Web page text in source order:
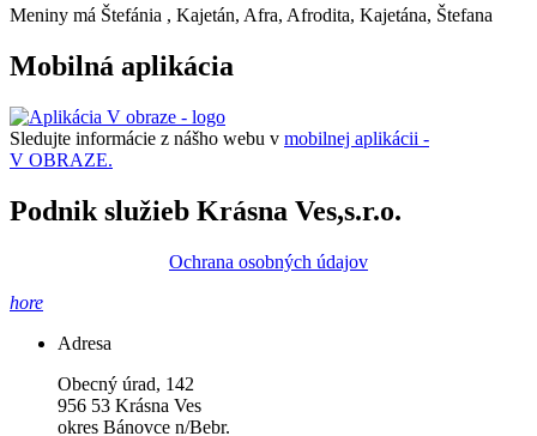
Meniny má Štefánia , Kajetán, Afra, Afrodita, Kajetána, Štefana
Mobilná aplikácia
Sledujte informácie z nášho webu v mobilnej aplikácii -
V OBRAZE.
Podnik služieb Krásna Ves,s.r.o.
Ochrana osobných údajov
hore
Adresa
Obecný úrad, 142
956 53 Krásna Ves
okres Bánovce n/Bebr.